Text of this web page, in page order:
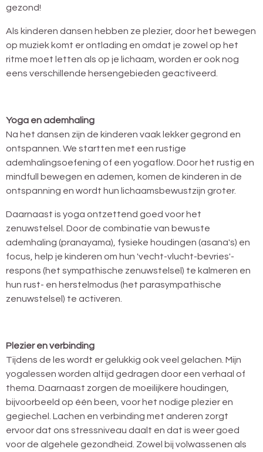
gezond!
Als kinderen dansen hebben ze plezier, door het bewegen
op muziek komt er ontlading en omdat je zowel op het
ritme moet letten als op je lichaam, worden er ook nog
eens verschillende hersengebieden geactiveerd.
Yoga en ademhaling
Na het dansen zijn de kinderen vaak lekker gegrond en
ontspannen. We startten met een rustige
ademhalingsoefening of een yogaflow. Door het rustig en
mindfull bewegen en ademen, komen de kinderen in de
ontspanning en wordt hun lichaamsbewustzijn groter.
Daarnaast is yoga ontzettend goed voor het
zenuwstelsel. Door de combinatie van bewuste
ademhaling (pranayama), fysieke houdingen (asana's) en
focus, help je kinderen om hun 'vecht-vlucht-bevries'-
respons (het sympathische zenuwstelsel) te kalmeren en
hun rust- en herstelmodus (het parasympathische
zenuwstelsel) te activeren.
Plezier en verbinding
Tijdens de les wordt er gelukkig ook veel gelachen. Mijn
yogalessen worden altijd gedragen door een verhaal of
thema. Daarnaast zorgen de moeilijkere houdingen,
bijvoorbeeld op één been, voor het nodige plezier en
gegiechel. Lachen en verbinding met anderen zorgt
ervoor dat ons stressniveau daalt en dat is weer goed
voor de algehele gezondheid. Zowel bij volwassenen als